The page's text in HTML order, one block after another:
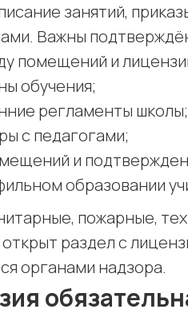
занятий,
Важны
помещений и
обучения;
регламенты школы;
с педагогами;
и
образовании
пожарные,
раздел с
органами надзора.